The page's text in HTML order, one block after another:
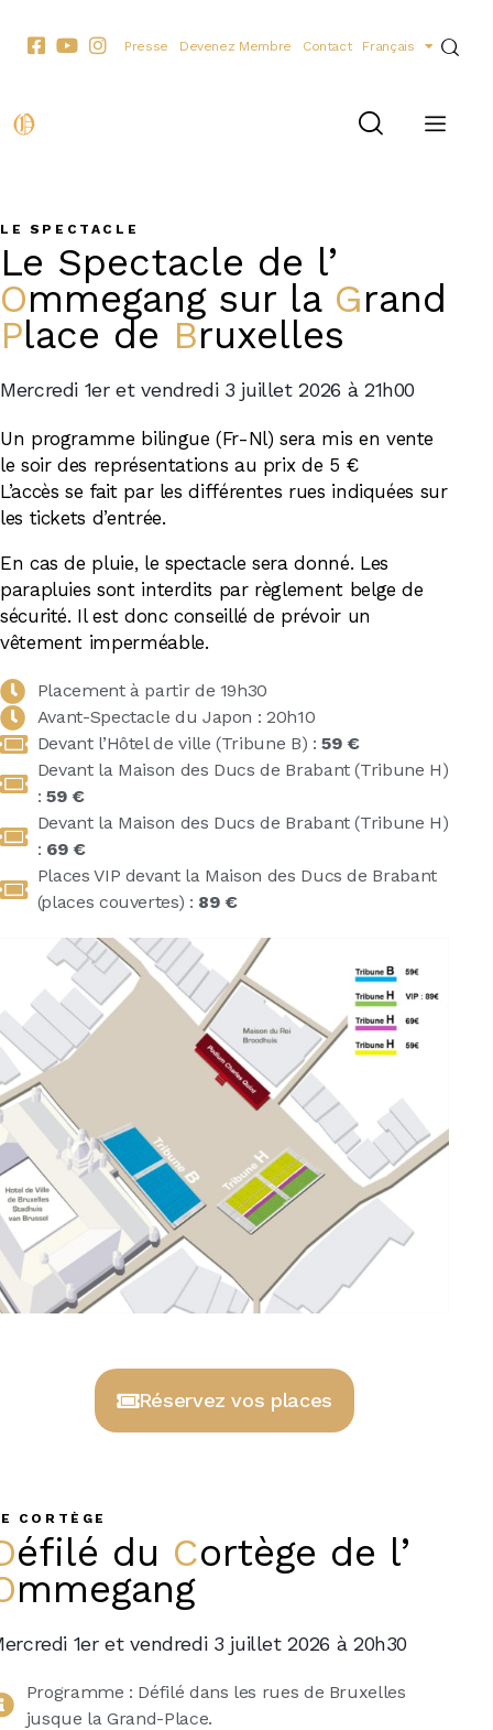
Presse Devenez Membre Contact Français
LE SPECTACLE
Le Spectacle de l’
Ommegangsur la Grand
Place de Bruxelles
Mercredi 1er et vendredi 3 juillet 2026 à 21h00
Un programme bilingue (Fr-Nl) sera mis en vente
le soir des représentations au prix de 5 €
L’accès se fait par les différentes rues indiquées sur
les tickets d’entrée.
En cas de pluie, le spectacle sera donné. Les
parapluies sont interdits par règlement belge de
sécurité. Il est donc conseillé de prévoir un
vêtement imperméable.
Placement à partir de 19h30
Avant-Spectacle du Japon : 20h10
Devant l’Hôtel de ville (Tribune B) :59 €
Devant la Maison des Ducs de Brabant (Tribune H)
:59 €
Devant la Maison des Ducs de Brabant (Tribune H)
: 69 €
Places VIP devant la Maison des Ducs de Brabant
(places couvertes) : 89 €
Réservez vos places
CORTÈGE
Défilé du Cortège de l’
Ommegang
1er et vendredi 3 juillet 2026 à 20h30
Programme : Défilé dans les rues de Bruxelles
jusque la Grand-Place.